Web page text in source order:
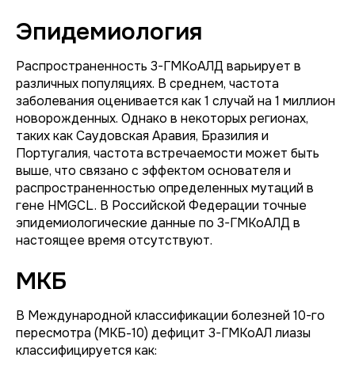
Эпидемиология
Распространенность 3-ГМКоАЛД варьирует в
различных популяциях. В среднем, частота
заболевания оценивается как 1 случай на 1 миллион
новорожденных. Однако в некоторых регионах,
таких как Саудовская Аравия, Бразилия и
Португалия, частота встречаемости может быть
выше, что связано с эффектом основателя и
распространенностью определенных мутаций в
гене HMGCL. В Российской Федерации точные
эпидемиологические данные по 3-ГМКоАЛД в
настоящее время отсутствуют.
МКБ
В Международной классификации болезней 10-го
пересмотра (МКБ-10) дефицит 3-ГМКоАЛ лиазы
классифицируется как: